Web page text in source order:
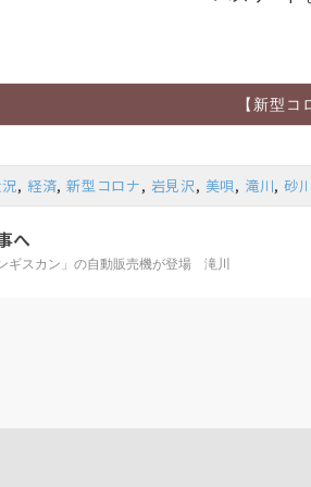
【新型
, 経済,新型コロナ, 岩見沢, 美唄, 滝川,砂川
へ
ギスカン」の自動販売機が登場 滝川